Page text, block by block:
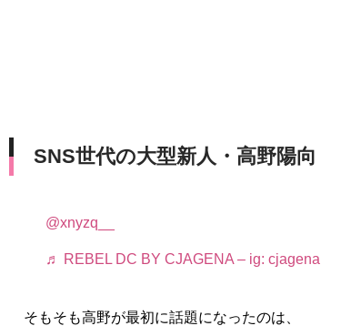
SNS世代の大型新人・高野陽向
@xnyzq__
♬ REBEL DC BY CJAGENA – ig: cjagena
そもそも高野が最初に話題になったのは、